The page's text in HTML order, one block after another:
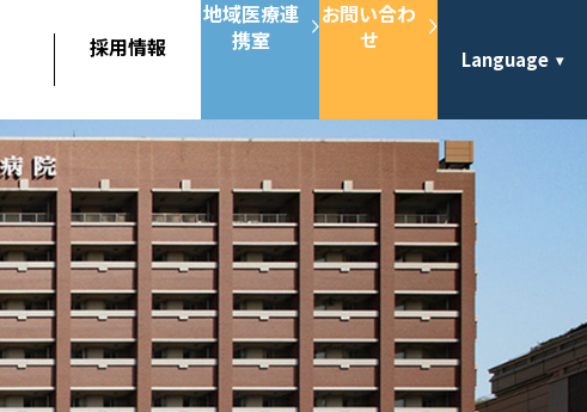
採用情報
地域医療連
携室
お問い合わ
せ
Language